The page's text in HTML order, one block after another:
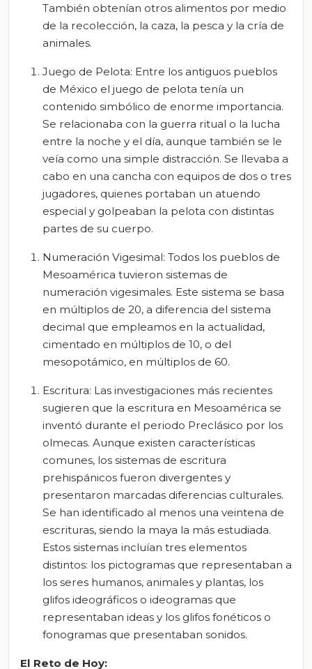
También obtenían otros alimentos por medio
de la recolección, la caza, la pesca y la cría de
animales.
Juego de Pelota: Entre los antiguos pueblos
de México el juego de pelota tenía un
contenido simbólico de enorme importancia.
Se relacionaba con la guerra ritual o la lucha
entre la noche y el día, aunque también se le
veía como una simple distracción. Se llevaba a
cabo en una cancha con equipos de dos o tres
jugadores, quienes portaban un atuendo
especial y golpeaban la pelota con distintas
partes de su cuerpo.
Numeración Vigesimal: Todos los pueblos de
Mesoamérica tuvieron sistemas de
numeración vigesimales. Este sistema se basa
en múltiplos de 20, a diferencia del sistema
decimal que empleamos en la actualidad,
cimentado en múltiplos de 10, o del
mesopotámico, en múltiplos de 60.
Escritura: Las investigaciones más recientes
sugieren que la escritura en Mesoamérica se
inventó durante el periodo Preclásico por los
olmecas. Aunque existen características
comunes, los sistemas de escritura
prehispánicos fueron divergentes y
presentaron marcadas diferencias culturales.
Se han identificado al menos una veintena de
escrituras, siendo la maya la más estudiada.
Estos sistemas incluían tres elementos
distintos: los pictogramas que representaban a
los seres humanos, animales y plantas, los
glifos ideográficos o ideogramas que
representaban ideas y los glifos fonéticos o
fonogramas que presentaban sonidos.
El Reto de Hoy: